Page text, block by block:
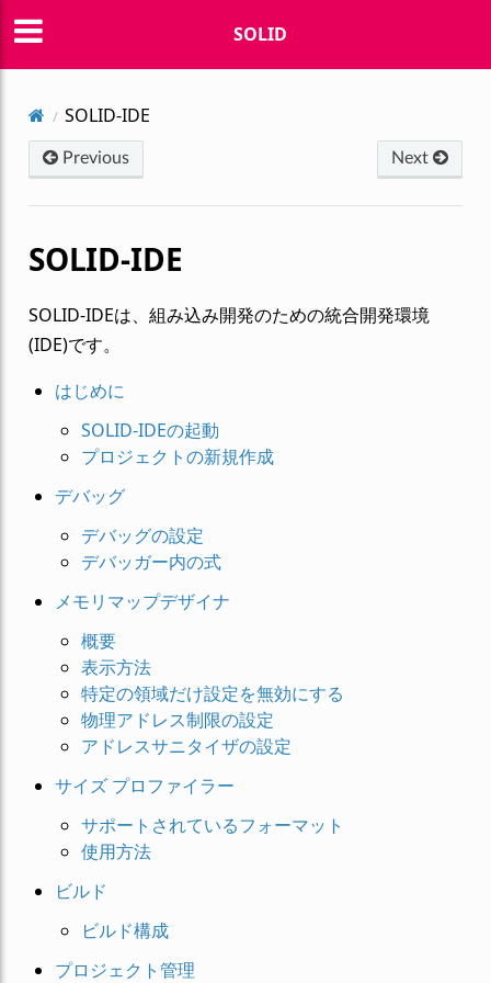
SOLID
SOLID-IDE
Previous Next
SOLID-IDE
SOLID-IDEは、組み込み開発のための統合開発環境
(IDE)です。
はじめに
SOLID-IDEの起動
プロジェクトの新規作成
デバッグ
デバッグの設定
デバッガー内の式
メモリマップデザイナ
概要
表示方法
特定の領域だけ設定を無効にする
物理アドレス制限の設定
アドレスサニタイザの設定
サイズ プロファイラー
サポートされているフォーマット
使用方法
ビルド
ビルド構成
プロジェクト管理